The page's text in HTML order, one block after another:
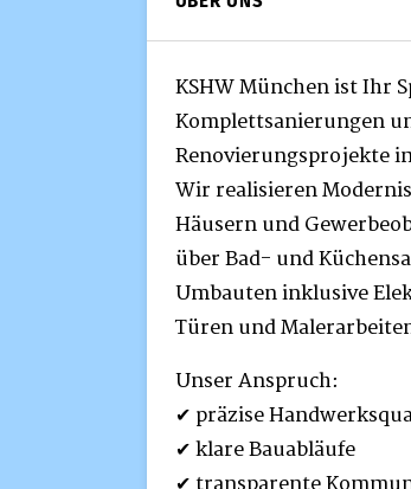
KSHW München ist Ihr
Komplettsanierungen
Renovierungsprojekte
Wir realisieren
Häusern und
über Bad- und
Umbauten inklusive
Türen und
Unser Anspruch:
✔ präzise
✔ klare Bauabläufe